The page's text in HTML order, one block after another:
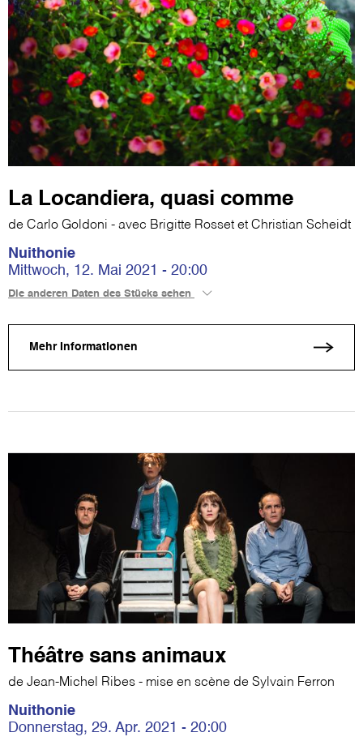
La Locandiera, quasi comme
de Carlo Goldoni - avec Brigitte Rosset et Christian Scheidt
Nuithonie
Mittwoch, 12. Mai 2021 - 20:00
Die anderen Daten des Stücks sehen
Mehr Informationen
Théâtre sans animaux
de Jean-Michel Ribes - mise en scène de Sylvain Ferron
Nuithonie
Donnerstag, 29. Apr. 2021 - 20:00